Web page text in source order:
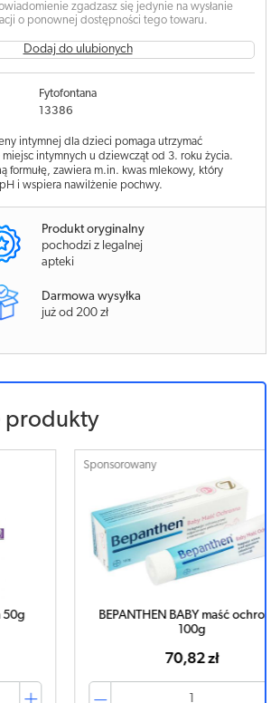
zgadzasz się jedynie na wysłanie
o ponownej dostępności tego towaru.
Dodaj do ulubionych
Fytofontana
13386
intymnej dla dzieci pomaga utrzymać
intymnych u dziewcząt od 3. roku życia.
formułę, zawiera m.in. kwas mlekowy, który
i wspiera nawilżenie pochwy.
Produkt oryginalny
pochodzi z legalnej
apteki
Darmowa wysyłka
już od 200 zł
produkty
BABY maść ochronna